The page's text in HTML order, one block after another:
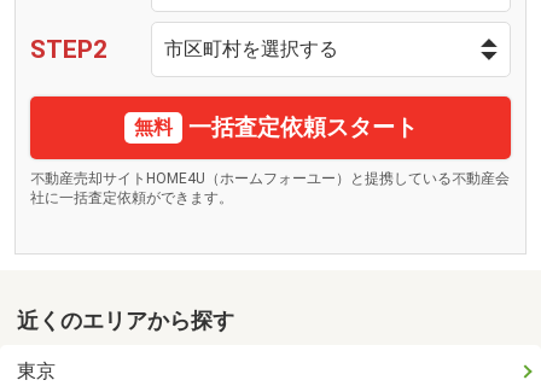
STEP2
無料 一括査定依頼スタート
不動産売却サイトHOME4U（ホームフォーユー）と提携している不動産会
社に一括査定依頼ができます。
近くのエリアから探す
東京